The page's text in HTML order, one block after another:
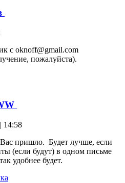
с oknoff@gmail.com
пожалуйста).
14:58
пришло. Будет лучше, если
(если будут) в одном письме
удобнее будет.